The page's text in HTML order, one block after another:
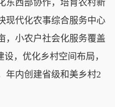
东西部协作，培育农村新
现代化农事综合服务中心
，小农户社会化服务覆盖
，优化乡村空间布局，
年内创建省级和美乡村2